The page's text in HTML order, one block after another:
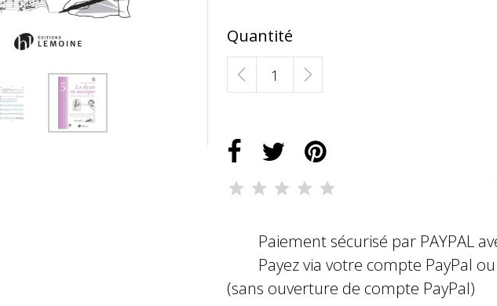
Quantité
Paiement sécurisé par PAYPAL
Payez via votre compte PayPal
(sans ouverture de compte PayPal)